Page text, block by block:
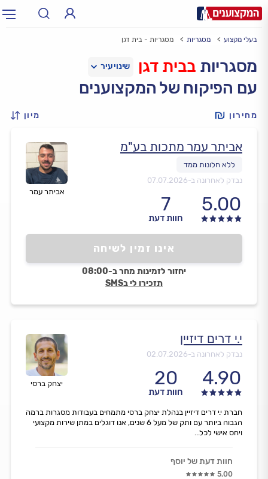
עירעיר: תל אביב, חיפה…
בעלי מקצוע מסגריות מסגריות - בית דגן
מסגריות בבית דגן
עם הפיקוח של המקצוענים
מחירון מיון
אביתר עמר
אביתר עמר מתכות בע"מ
נבדק לאחרונה ב-07.07.2026
5.00
7
חוות דעת
אינו זמין לשיחה
יחזור לזמינות מחר ב-08:00
תזכירו לי בSMS
יצחק ברסי
י.י דרים דיזיין
נבדק לאחרונה ב-02.07.2026
4.90
20
חוות דעת
חברת י.י דרים דיזיין בנהלת יצחק ברסי מתמחים בעבודות מסגרות ברמה
הגבוה ביותר עם ותק של מעל 6 שנים, אנו דוגלים במתן שירות מקצועי
ויחס אישי לכל...
חוות דעת של יוסף
5.00